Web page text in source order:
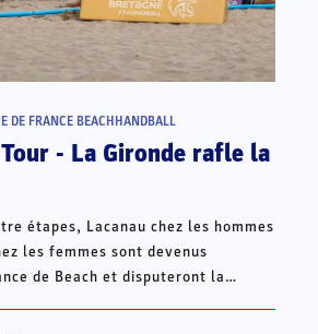
DE FRANCE BEACHHANDBALL
- La Gironde rafle la
étapes, Lacanau chez les hommes
les femmes sont devenus
de Beach et disputeront la